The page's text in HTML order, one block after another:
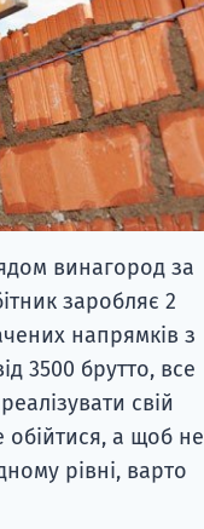
винагород за
заробляє 2
напрямків з
3500 брутто, все
свій
обійтися, а щоб не
рівні, варто